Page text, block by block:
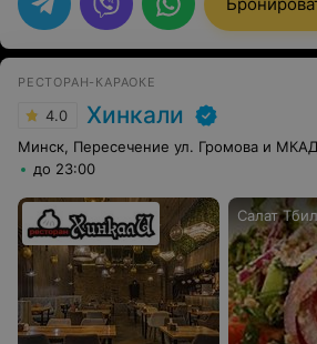
РЕСТОРАН-КАРАОКЕ
4.0 Хинкали
Минск, Пересечение ул. Громова и
до 23:00
Салат